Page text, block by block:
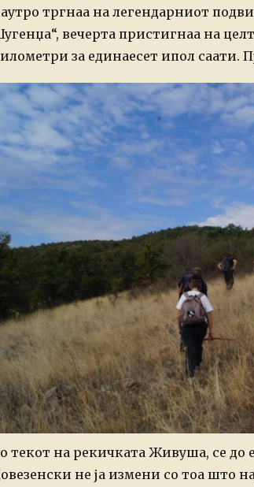
тргнаа на легендарниот
вечерта пристигнаа на
за единаесет ипол саати.
текот на рекичката Живуша, се
не ја измени со тоа што